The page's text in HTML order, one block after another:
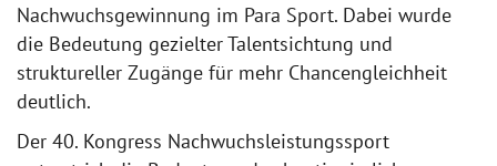
Nachwuchsgewinnung im Para Sport. Dabei wurde
die Bedeutung gezielter Talentsichtung und
struktureller Zugänge für mehr Chancengleichheit
deutlich.
Der 40. Kongress Nachwuchsleistungssport